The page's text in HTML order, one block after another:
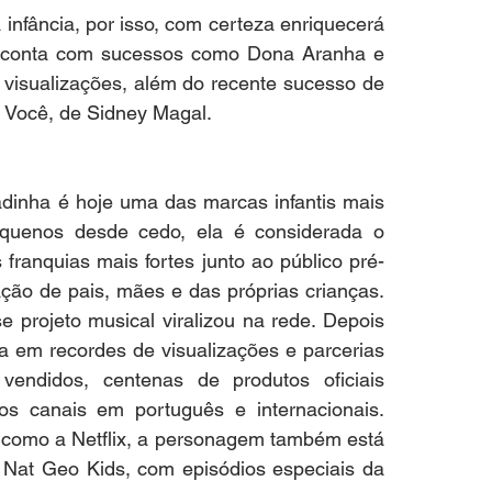
por isso, com certeza enriquecerá
com sucessos como Dona Aranha e
além do recente sucesso de
de Sidney Magal.
é hoje uma das marcas infantis mais
desde cedo, ela é considerada o
franquias mais fortes junto ao público pré-
de pais, mães e das próprias crianças.
projeto musical viralizou na rede. Depois
em recordes de visualizações e parcerias
centenas de produtos oficiais
canais em português e internacionais.
a Netflix, a personagem também está
Geo Kids, com episódios especiais da